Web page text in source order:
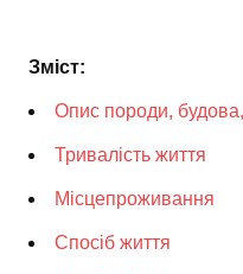
Зміст:
Опис породи,
Тривалість життя
Місцепроживання
Спосіб життя